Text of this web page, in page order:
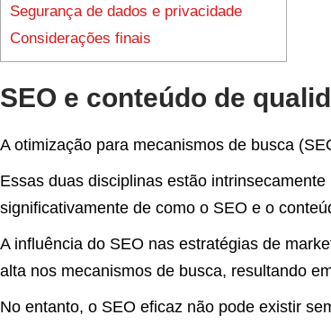
Segurança de dados e privacidade
Considerações finais
SEO e conteúdo de
A otimização para mecanismos de busca
Essas duas disciplinas estão
significativamente de como o SEO e o
A influência do SEO nas estratégias de
alta nos mecanismos de busca, resultando
No entanto, o SEO eficaz não pode existir